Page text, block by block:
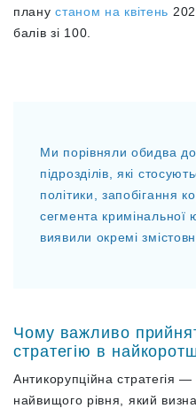
планустаном на квітень
балів зі 100.
Ми порівняли обидва
підрозділів, які
політики, запобігання
сегмента кримінальної
виявили окремі
Чому важливо
стратегію в
Антикорупційна стратегія
найвищого рівня, який